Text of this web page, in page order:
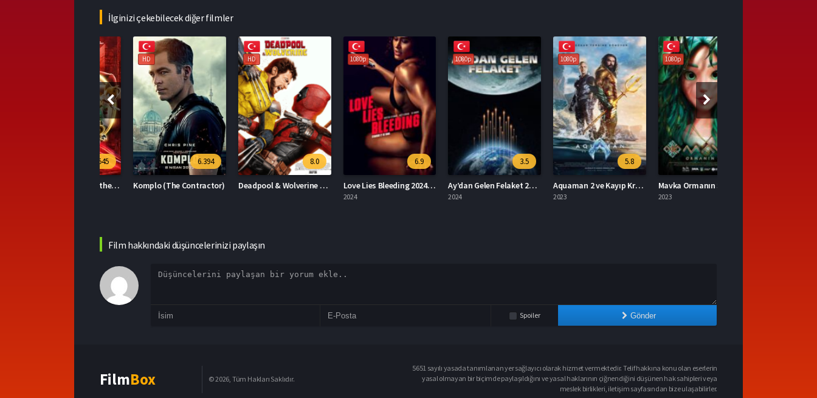
İlginizi çekebilecek diğer filmler
HD
6.394
Komplo (The Contractor)
HD
8.0
Deadpool & Wolverine Deadpool 3
6.9
Love Lies Bleeding 2024 – Aşk Kanayan Yalanlardır 1080p Turkce Dublaj izle
3.5
Ay’dan Gelen Felaket 2024 – Ay’dan Gelen Felaket 1080p Turkce Dublaj izle
1080p
5.8
Aquaman 2 ve Kayıp Krallık 2023 – Aquaman 2 ve Kayıp Krallık 1080p Turkce Dublaj izle
1080p
7
Mavka Ormanın Şarkısı 2023 – Yerli Film 1080p Turkce Dublaj izle
Film hakkındaki düşüncelerinizi paylaşın
Spoiler Gönder
FilmBox © 2026, Tüm Hakları Saklıdır.
5651 sayılı yasada tanımlanan yer sağlayıcı olarak hizmet vermektedir. Telif hakkına konu olan eserlerin
yasal olmayan bir biçimde paylaşıldığını ve yasal haklarının çiğnendiğini düşünen hak sahipleri veya
meslek birlikleri, iletişim sayfasından bize ulaşabilirler.